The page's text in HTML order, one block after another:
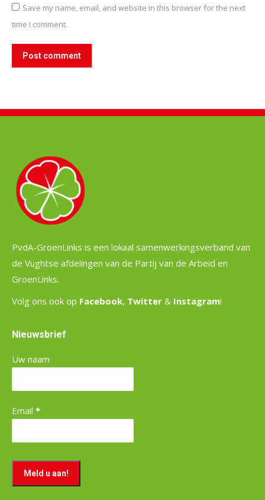
Save my name, email, and website in this browser for the next
time I comment.
Post comment
PvdA-GroenLinks is een lokaal samenwerkingsverband van
de Vughtse afdelingen van de Partij van de Arbeid en
GroenLinks.
Volg ons ook op Facebook, Twitter & Instagram!
Nieuwsbrief
Uw naam
Email *